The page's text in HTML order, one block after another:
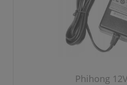
Phihong